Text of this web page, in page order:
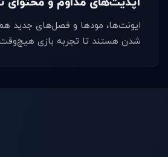
ایونت‌ها، مودها و فصل‌های جدید
شدن هستند تا تجربه بازی هیچ‌وقت